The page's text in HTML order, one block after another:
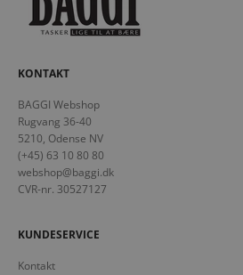
KONTAKT
BAGGI Webshop
Rugvang 36-40
5210, Odense NV
(+45) 63 10 80 80
webshop@baggi.dk
CVR-nr. 30527127
KUNDESERVICE
Kontakt